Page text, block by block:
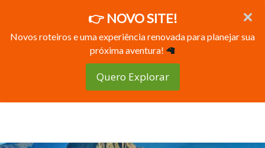
👉 NOVO SITE!
Novos roteiros e uma experiência renovada para planejar sua
próxima aventura! 🦙
Quero Explorar